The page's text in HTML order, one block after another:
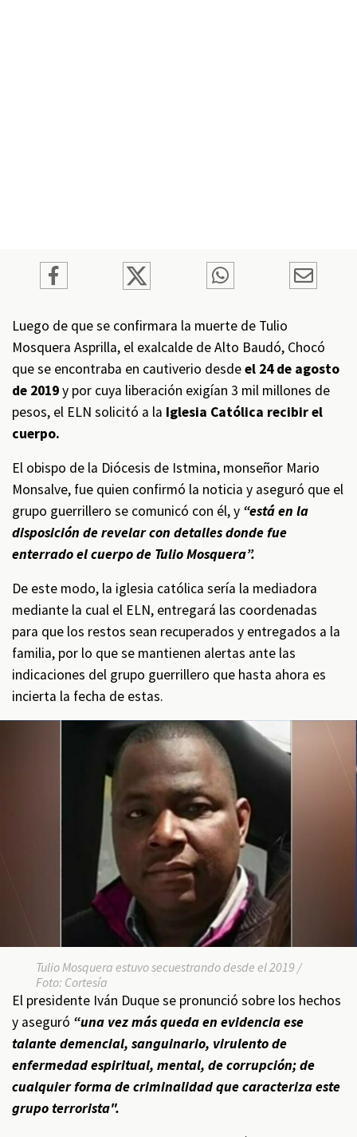
Luego de que se confirmara la muerte de Tulio
Mosquera Asprilla, el exalcalde de Alto Baudó, Chocó
que se encontraba en cautiverio desdeel 24 de agosto
de 2019y por cuya liberación exigían 3 mil millones de
pesos, el ELN solicitó a la Iglesia Católica recibir el
cuerpo.
El obispo de la Diócesis de Istmina, monseñor Mario
Monsalve, fue quien confirmó la noticia y aseguró que el
grupo guerrillero se comunicó con él, y “está en la
disposición de revelar con detalles donde fue
enterrado el cuerpo de Tulio Mosquera”.
De este modo, la iglesia católica sería la mediadora
mediante la cual el ELN, entregará las coordenadas
para que los restos sean recuperados y entregados a la
familia, por lo que se mantienen alertas ante las
indicaciones del grupo guerrillero que hasta ahora es
incierta la fecha de estas.
Tulio Mosquera estuvo secuestrando desde el 2019 /
Foto: Cortesía
El presidente Iván Duque se pronunció sobre los hechos
y aseguró “una vez más queda en evidencia ese
talante demencial, sanguinario, virulento de
enfermedad espiritual, mental, de corrupción; de
cualquier forma de criminalidad que caracteriza este
grupo terrorista".